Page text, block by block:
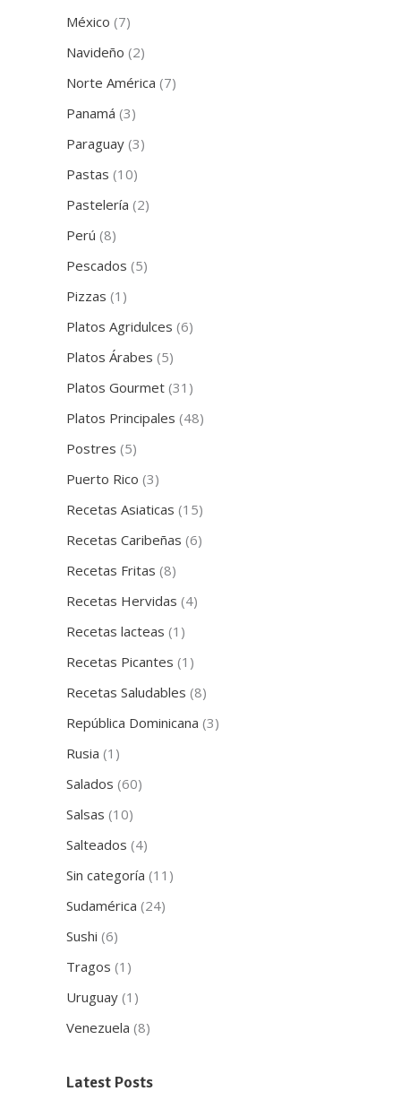
México (7)
Navideño (2)
Norte América (7)
Panamá (3)
Paraguay (3)
Pastas (10)
Pastelería (2)
Perú (8)
Pescados (5)
Pizzas (1)
Platos Agridulces (6)
Platos Árabes (5)
Platos Gourmet (31)
Platos Principales (48)
Postres (5)
Puerto Rico (3)
Recetas Asiaticas (15)
Recetas Caribeñas (6)
Recetas Fritas (8)
Recetas Hervidas (4)
Recetas lacteas (1)
Recetas Picantes (1)
Recetas Saludables (8)
República Dominicana (3)
Rusia (1)
Salados (60)
Salsas (10)
Salteados (4)
Sin categoría (11)
Sudamérica (24)
Sushi (6)
Tragos (1)
Uruguay (1)
Venezuela (8)
Latest Posts